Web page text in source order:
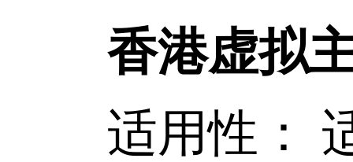
香港虚拟
适用性： 适